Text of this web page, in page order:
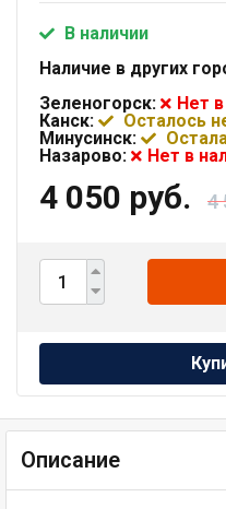
В наличии
Наличие в других
Зеленогорск:
Нет
Канск:
Осталось
Минусинск:
Назарово:
Нет в
4 050 руб. 4
Описание